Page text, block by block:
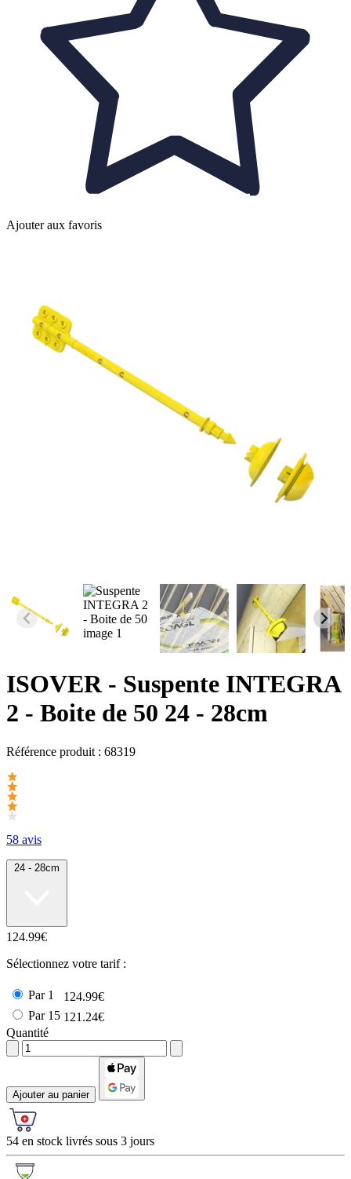
Ajouter aux favoris
ISOVER- Suspente INTEGRA
2 - Boite de 50 24 - 28cm
Référence produit : 68319
58 avis
24 - 28cm
124.99€
Sélectionnez votre tarif :
Par 1
124.99€
Par 15 121.24€
Quantité
Ajouter au panier
54 en stock livrés sous 3 jours